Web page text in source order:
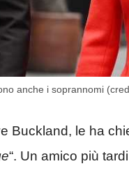
anche i soprannomi
Buckland, le ha
“. Un amico più